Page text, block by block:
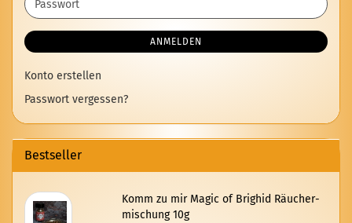
Passwort
ANMELDEN
Konto erstellen
Passwort vergessen?
Bestseller
Komm zu mir Magic of Brig­hid Räu­cher­
mi­schung 10g